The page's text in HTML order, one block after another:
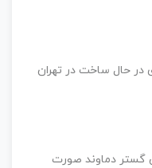
در حال ساخت در تهران
اطلس گستر دماوند صورت